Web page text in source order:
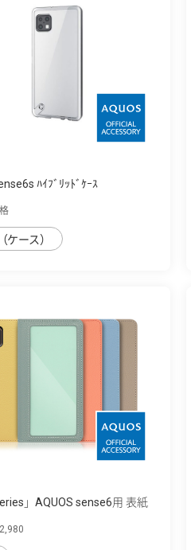
ﾊｲﾌﾞﾘｯﾄﾞｹｰｽ
ケース）
」AQUOS sense6用 表紙